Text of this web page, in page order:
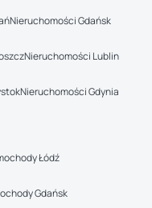
Nieruchomości Gdańsk
Nieruchomości Lublin
Nieruchomości Gdynia
Łódź
Gdańsk